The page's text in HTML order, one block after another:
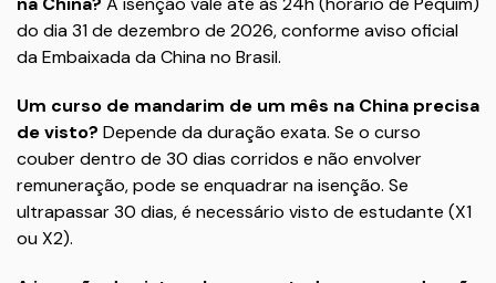
do dia 31 de dezembro de 2026, conforme aviso oficial
da Embaixada da China no Brasil.
Um curso de mandarim de um mês na China precisa
de visto? Depende da duração exata. Se o curso
couber dentro de 30 dias corridos e não envolver
remuneração, pode se enquadrar na isenção. Se
ultrapassar 30 dias, é necessário visto de estudante (X1
ou X2).